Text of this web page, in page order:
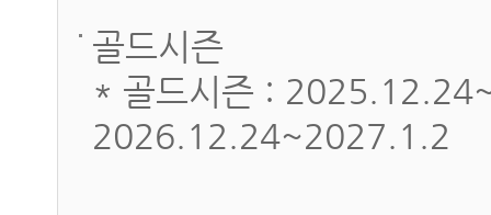
골드시즌
* 골드시즌 :
2026.12.24~2027.1.2